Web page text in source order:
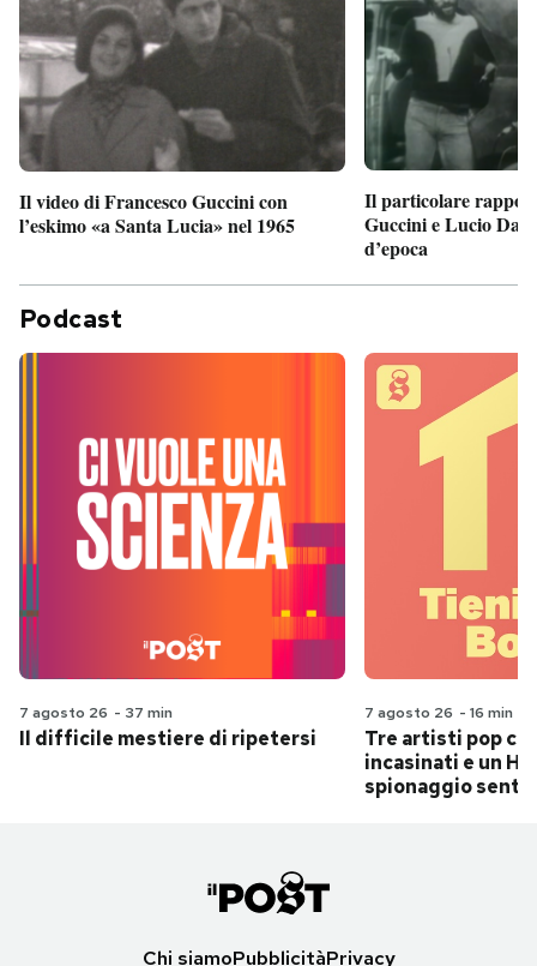
Il video di Francesco Guccini con
l’eskimo «a Santa Lucia» nel 1965
Il particolare
Guccini e Lucio
d’epoca
Podcast
7 agosto 26 - 37 min
Il difficile mestiere di ripetersi
7 agosto 26 - 16 min
Tre artisti pop
incasinati e un
spionaggio
Chi siamoPubblicitàPrivacy